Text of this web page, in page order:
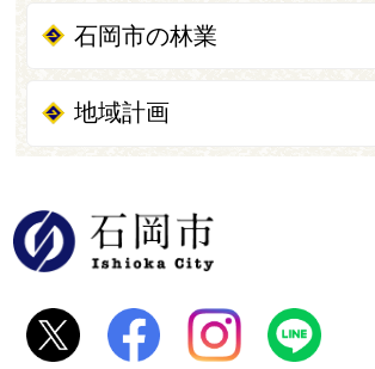
石岡市の林業
地域計画